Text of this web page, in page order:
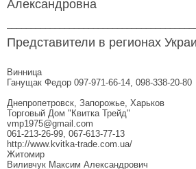
Александровна
Представители в регионах
Винница
Ганущак Федор 097-971-66-14, 098-338-20-80
Днепропетровск, Запорожье, Харьков
Торговый Дом "Квитка Трейд"
vmp1975@gmail.com
061-213-26-99, 067-613-77-13
http://www.kvitka-trade.com.ua/
Житомир
Виливчук Максим Александрович